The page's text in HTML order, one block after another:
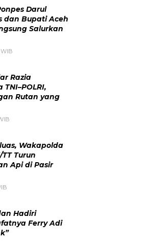
Darul
dan Bupati Aceh
Salurkan
Razia
Rutan yang
Wakapolda
Turun
Api di Pasir
Hadiri
Ferry Adi